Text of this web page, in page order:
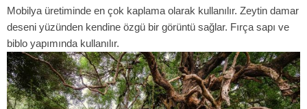
Mobilya üretiminde en çok kaplama olarak kullanılır. Zeytin damar
deseni yüzünden kendine özgü bir görüntü sağlar. Fırça sapı ve
biblo yapımında kullanılır.